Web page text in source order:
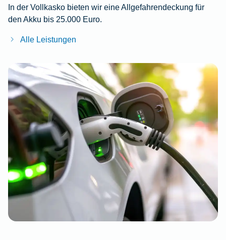
In der Vollkasko bieten wir eine Allgefahrendeckung für
den Akku bis 25.000 Euro.
Alle Leistungen